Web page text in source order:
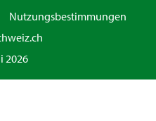
Nutzungsbestimmungen
2026